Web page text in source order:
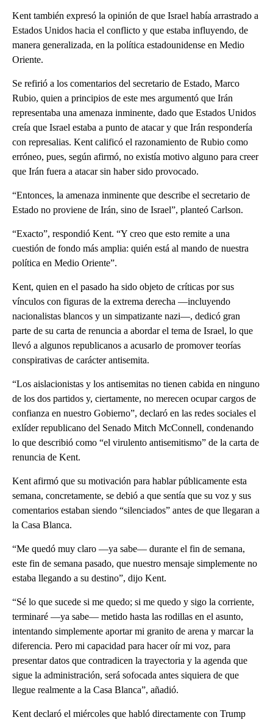
Kent también expresó la opinión de que Israel había arrastrado a
Estados Unidos hacia el conflicto y que estaba influyendo, de
manera generalizada, en la política estadounidense en Medio
Oriente.
Se refirió a los comentarios del secretario de Estado, Marco
Rubio, quien a principios de este mes argumentó que Irán
representaba una amenaza inminente, dado que Estados Unidos
creía que Israel estaba a punto de atacar y que Irán respondería
con represalias. Kent calificó el razonamiento de Rubio como
erróneo, pues, según afirmó, no existía motivo alguno para creer
que Irán fuera a atacar sin haber sido provocado.
“Entonces, la amenaza inminente que describe el secretario de
Estado no proviene de Irán, sino de Israel”, planteó Carlson.
“Exacto”, respondió Kent. “Y creo que esto remite a una
cuestión de fondo más amplia: quién está al mando de nuestra
política en Medio Oriente”.
Kent, quien en el pasado ha sido objeto de críticas por sus
vínculos con figuras de la extrema derecha —incluyendo
nacionalistas blancos y un simpatizante nazi—, dedicó gran
parte de su carta de renuncia a abordar el tema de Israel, lo que
llevó a algunos republicanos a acusarlo de promover teorías
conspirativas de carácter antisemita.
“Los aislacionistas y los antisemitas no tienen cabida en ninguno
de los dos partidos y, ciertamente, no merecen ocupar cargos de
confianza en nuestro Gobierno”, declaró en las redes sociales el
exlíder republicano del Senado Mitch McConnell, condenando
lo que describió como “el virulento antisemitismo” de la carta de
renuncia de Kent.
Kent afirmó que su motivación para hablar públicamente esta
semana, concretamente, se debió a que sentía que su voz y sus
comentarios estaban siendo “silenciados” antes de que llegaran a
la Casa Blanca.
“Me quedó muy claro —ya sabe— durante el fin de semana,
este fin de semana pasado, que nuestro mensaje simplemente no
estaba llegando a su destino”, dijo Kent.
“Sé lo que sucede si me quedo; si me quedo y sigo la corriente,
terminaré —ya sabe— metido hasta las rodillas en el asunto,
intentando simplemente aportar mi granito de arena y marcar la
diferencia. Pero mi capacidad para hacer oír mi voz, para
presentar datos que contradicen la trayectoria y la agenda que
sigue la administración, será sofocada antes siquiera de que
llegue realmente a la Casa Blanca”, añadió.
Kent declaró el miércoles que habló directamente con Trump